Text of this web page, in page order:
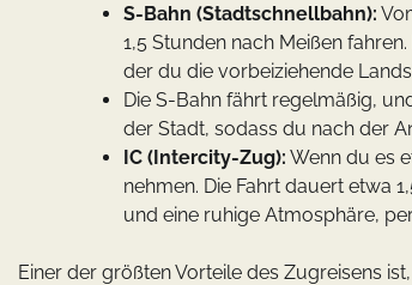
S-Bahn (Stadtschnellbahn):
1,5 Stunden nach Meißen
der du die vorbeiziehende
Die S-Bahn fährt regelmäßig,
der Stadt, sodass du nach der
IC (Intercity-Zug): Wenn du es
nehmen. Die Fahrt dauert etwa
und eine ruhige Atmosphäre,
Einer der größten Vorteile des Zugreisens